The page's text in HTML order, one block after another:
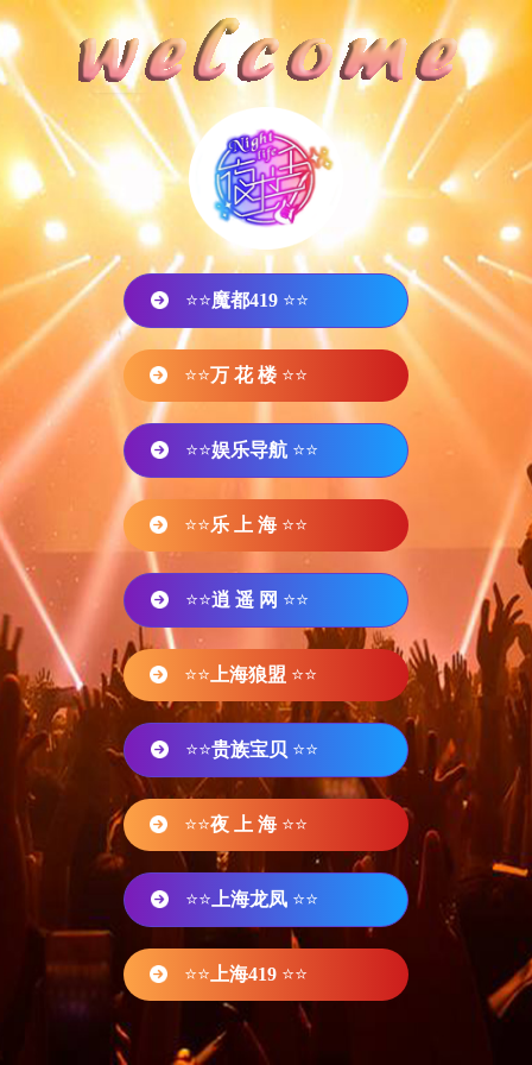
⭐⭐魔都419 ⭐⭐
⭐⭐万 花 楼 ⭐⭐
⭐⭐娱乐导航 ⭐⭐
⭐⭐乐 上 海 ⭐⭐
⭐⭐逍 遥 网 ⭐⭐
⭐⭐ 上海狼盟 ⭐⭐
⭐⭐贵族宝贝 ⭐⭐
⭐⭐夜 上 海 ⭐⭐
⭐⭐ 上海龙凤 ⭐⭐
⭐⭐ 上海419 ⭐⭐